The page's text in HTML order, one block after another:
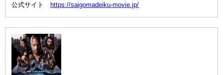
公式サイトhttps://saigomadeiku-movie.jp/